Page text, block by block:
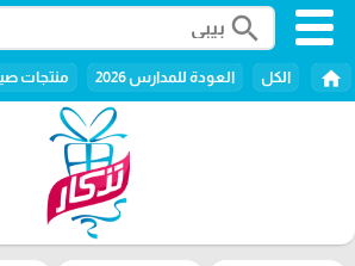
search
home الكل العودة للمدارس 2026 منتجات صيف